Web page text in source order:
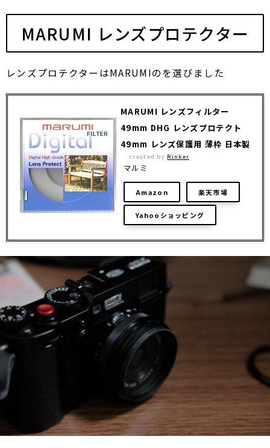
MARUMI レンズプロテクター
レンズプロテクターはMARUMIのを選びました
MARUMI レンズフィルター
49mm DHG レンズプロテクト
49mm レンズ保護用 薄枠 日本製
created by Rinker
マルミ
Amazon 楽天市場
Yahooショッピング